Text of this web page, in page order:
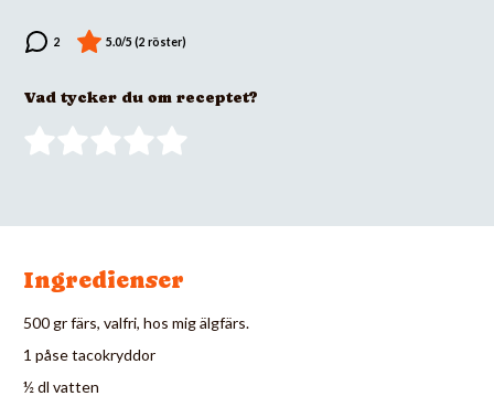
Vad tycker du om receptet?
Ingredienser
500 gr färs, valfri, hos mig älgfärs.
1 påse tacokryddor
½ dl vatten